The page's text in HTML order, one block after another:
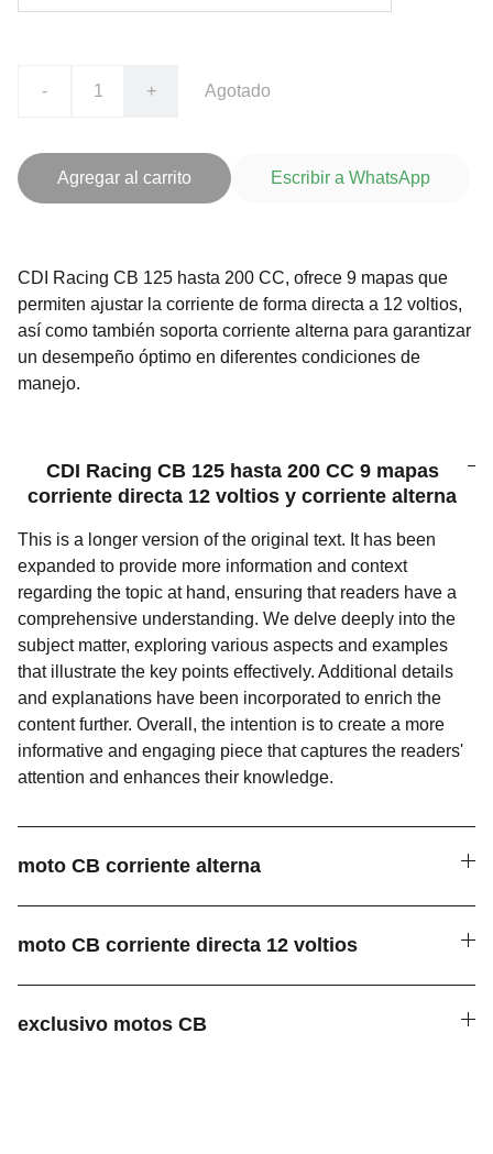
- + Agotado
Agregar al carrito Escribir a WhatsApp
CDI Racing CB 125 hasta 200 CC, ofrece 9 mapas que
permiten ajustar la corriente de forma directa a 12 voltios,
así como también soporta corriente alterna para garantizar
un desempeño óptimo en diferentes condiciones de
manejo.
CDI Racing CB 125 hasta 200 CC 9 mapas
corriente directa 12 voltios y corriente alterna
This is a longer version of the original text. It has been
expanded to provide more information and context
regarding the topic at hand, ensuring that readers have a
comprehensive understanding. We delve deeply into the
subject matter, exploring various aspects and examples
that illustrate the key points effectively. Additional details
and explanations have been incorporated to enrich the
content further. Overall, the intention is to create a more
informative and engaging piece that captures the readers'
attention and enhances their knowledge.
moto CB corriente alterna
moto CB corriente directa 12 voltios
exclusivo motos CB